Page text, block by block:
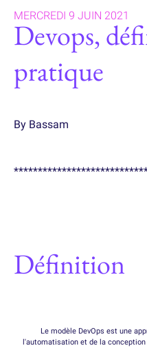
MERCREDI 9 JUIN 2021
Devops,
pratique
By Bassam
Définition
Le modèle DevOps est une
l'automatisation et de la